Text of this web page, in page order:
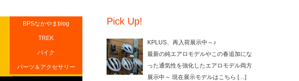
BPSなかやまblog
TREK
バイク
パーツ＆アクセサリー
Pick Up!
KPLUS、再入荷展示中～♪
最新の純エアロモデルやこの春追加にな
った通気性を強化したエアロモデル両方
展示中～ 現在展示モデルはこちら […]